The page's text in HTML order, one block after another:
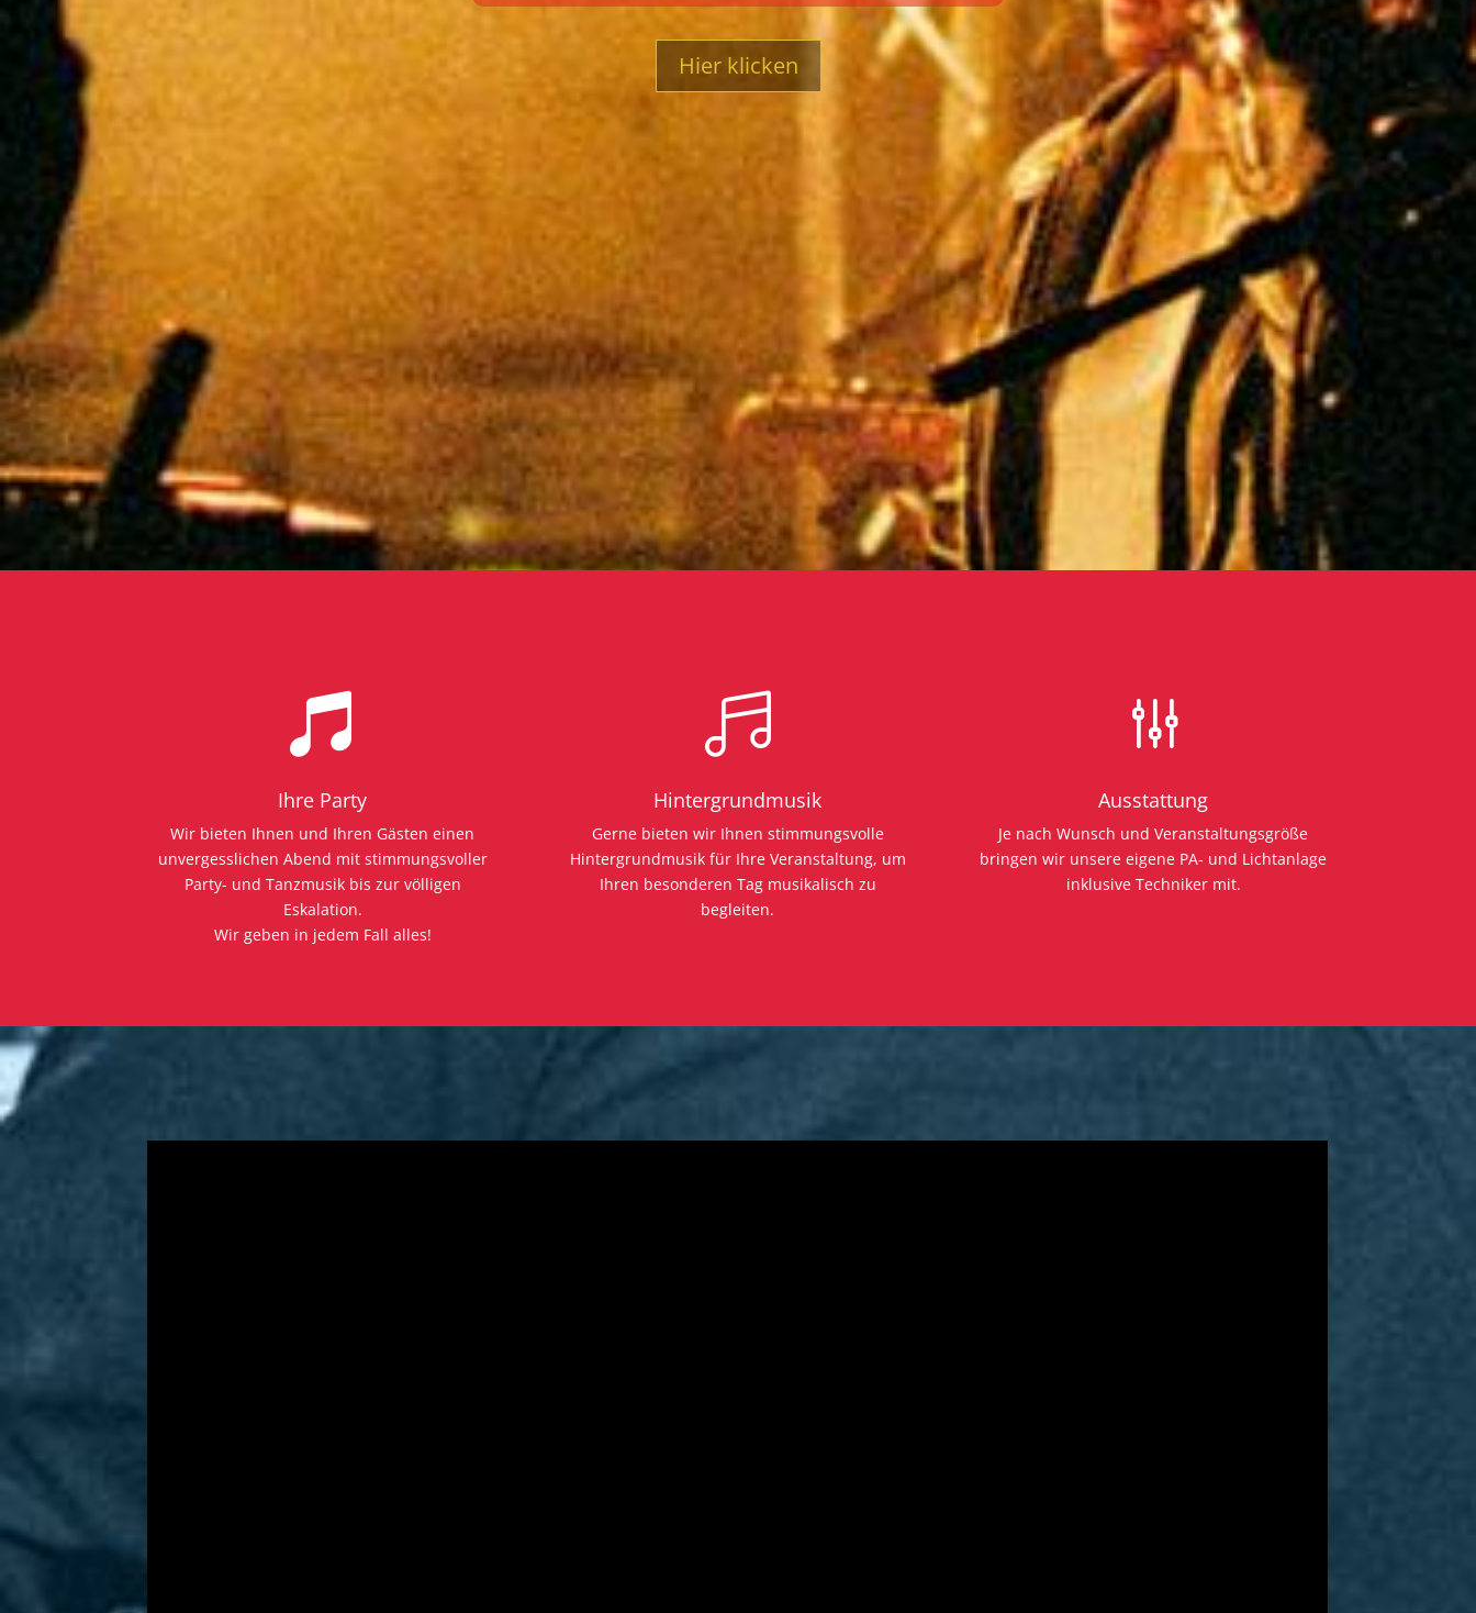
Hier klicken

Ihre Party
Wir bieten Ihnen und Ihren Gästen einen
unvergesslichen Abend mit stimmungsvoller
Party- und Tanzmusik bis zur völligen
Eskalation.
Wir geben in jedem Fall alles!

Hintergrundmusik
Gerne bieten wir Ihnen stimmungsvolle
Hintergrundmusik für Ihre Veranstaltung, um
Ihren besonderen Tag musikalisch zu
begleiten.
g
Ausstattung
Je nach Wunsch und Veranstaltungsgröße
bringen wir unsere eigene PA- und Lichtanlage
inklusive Techniker mit.